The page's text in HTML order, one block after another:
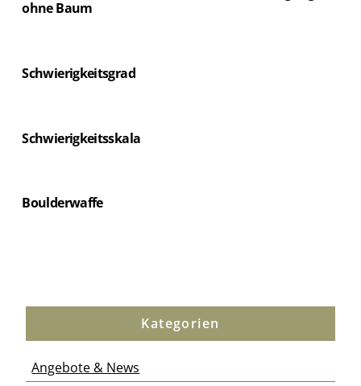
ohne Baum
Schwierigkeitsgrad
Schwierigkeitsskala
Boulderwaffe
Kategorien
Angebote & News